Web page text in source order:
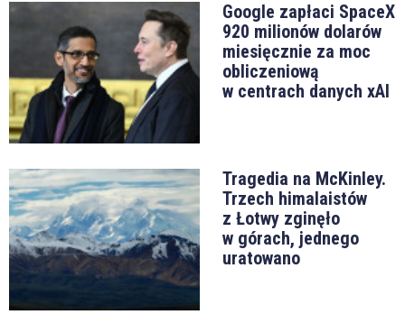
Google zapłaci SpaceX
920 milionów dolarów
miesięcznie za moc
obliczeniową
w centrach danych xAI
Tragedia na McKinley.
Trzech himalaistów
z Łotwy zginęło
w górach, jednego
uratowano